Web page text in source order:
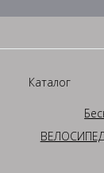
Каталог